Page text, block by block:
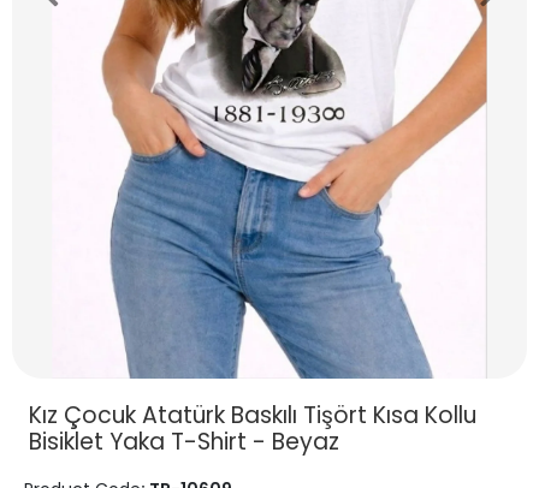
Kız Çocuk Atatürk Baskılı Tişört Kısa Kollu
Bisiklet Yaka T-Shirt - Beyaz